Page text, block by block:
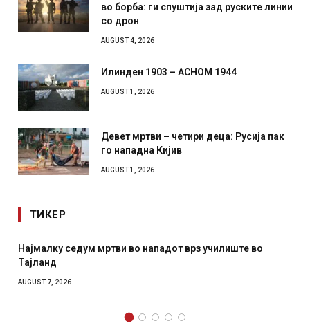
во борба: ги спуштија зад руските линии
со дрон
AUGUST 4, 2026
Илинден 1903 – АСНОМ 1944
AUGUST 1, 2026
Девет мртви – четири деца: Русија пак
го нападна Кијив
AUGUST 1, 2026
ТИКЕР
Најмалку седум мртви во нападот врз училиште во
Тајланд
AUGUST 7, 2026